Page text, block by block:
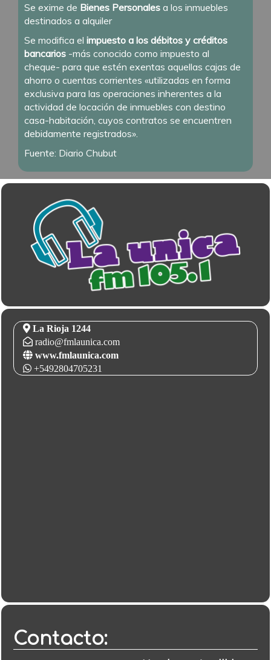
Se exime de Bienes Personales a los inmuebles
destinados a alquiler
Se modifica el impuesto a los débitos y créditos
bancarios -más conocido como impuesto al
cheque- para que estén exentas aquellas cajas de
ahorro o cuentas corrientes «utilizadas en forma
exclusiva para las operaciones inherentes a la
actividad de locación de inmuebles con destino
casa-habitación, cuyos contratos se encuentren
debidamente registrados».
Fuente: Diario Chubut
La Rioja 1244
radio@fmlaunica.com
www.fmlaunica.com
+5492804705231
Contacto: